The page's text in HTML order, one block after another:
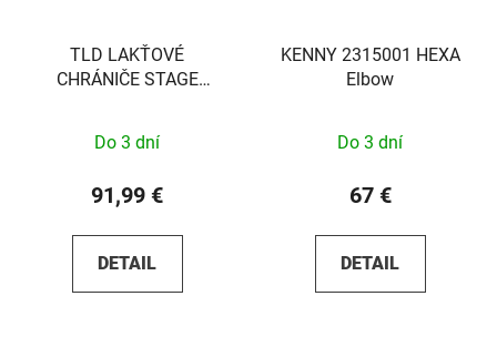
TLD LAKŤOVÉ
CHRÁNIČE STAGE
Do 3 dní
91,99 €
DETAIL
KENNY 2315001 HEXA
Elbow
Do 3 dní
67 €
DETAIL